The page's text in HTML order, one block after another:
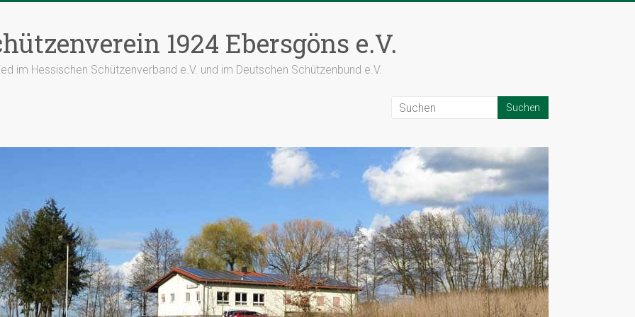
1924 Ebersgöns e.V.
im Hessischen Schützenverband e.V. und im Deutschen Schützenbund e.V.